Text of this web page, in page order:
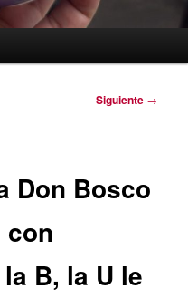
Siguiente →
Don Bosco
con
B, la U le